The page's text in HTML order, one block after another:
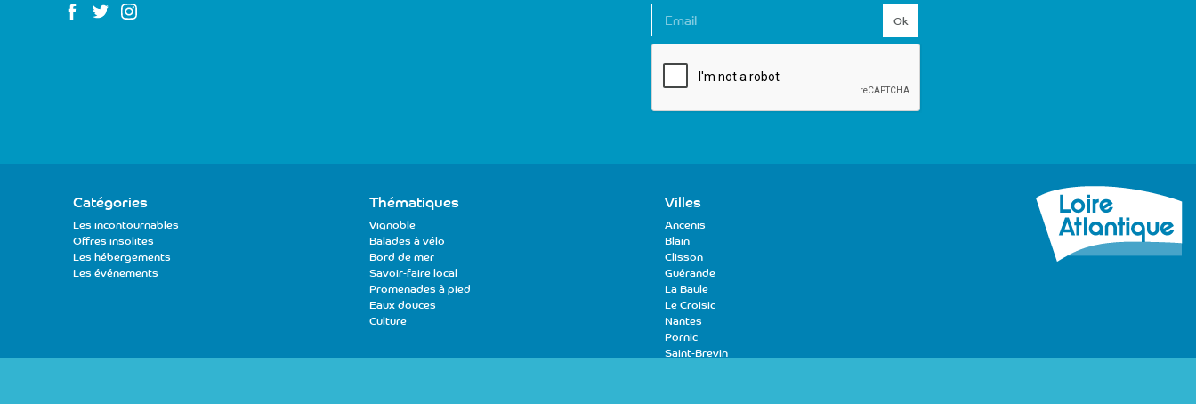
E
m
Catégories
Les incontournables
Offres insolites
Les hébergements
Les événements
Thématiques
Vignoble
Balades à vélo
Bord de mer
Savoir-faire local
Promenades à pied
Eaux douces
Culture
Villes
Ancenis
Blain
Clisson
Guérande
La Baule
Le Croisic
Nantes
Pornic
Saint-Brevin